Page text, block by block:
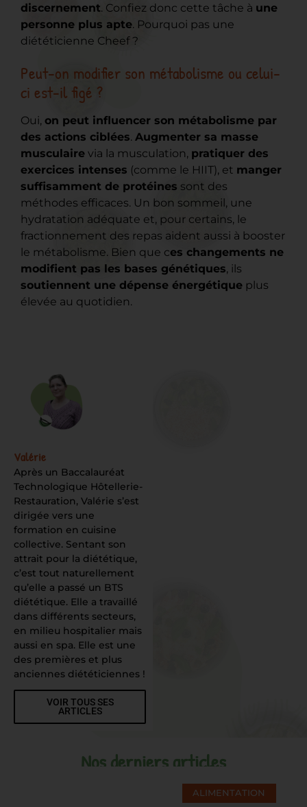
discernement. Confiez donc cette tâche à une
personne plus apte. Pourquoi pas une
diététicienne Cheef ?
Peut-on modifier son métabolisme ou celui-
ci est-il figé ?
Oui, on peut influencer son métabolisme par
des actions ciblées. Augmenter sa masse
musculaire via la musculation, pratiquer des
exercices intenses (comme le HIIT), et manger
suffisamment de protéines sont des
méthodes efficaces. Un bon sommeil, une
hydratation adéquate et, pour certains, le
fractionnement des repas aident aussi à booster
le métabolisme. Bien que ces changements ne
modifient pas les bases génétiques, ils
soutiennent une dépense énergétique plus
élevée au quotidien.
Valérie
Après un Baccalauréat
Technologique Hôtellerie-
Restauration, Valérie s’est
dirigée vers une
formation en cuisine
collective. Sentant son
attrait pour la diététique,
c’est tout naturellement
qu’elle a passé un BTS
diététique. Elle a travaillé
dans différents secteurs,
en milieu hospitalier mais
aussi en spa. Elle est une
des premières et plus
anciennes diététiciennes !
VOIR TOUS SES
ARTICLES
Nos derniers articles
ALIMENTATION